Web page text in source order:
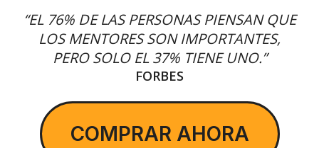
“EL 76% DE LAS PERSONAS PIENSAN QUE
LOS MENTORES SON IMPORTANTES,
PERO SOLO EL 37% TIENE UNO.”
FORBES
COMPRAR AHORA